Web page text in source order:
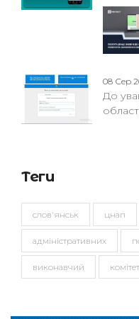
08 Сер
До
Теги
слов'янськ цнап
адміністративних
виконавчий комітет